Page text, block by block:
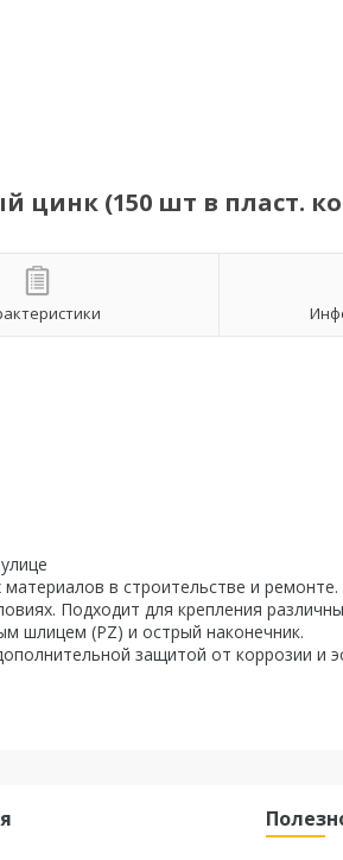
(150 шт в пласт.
в строительстве и
Подходит для крепления
шлицем (PZ) и острый наконечник.
защитой от коррозии и